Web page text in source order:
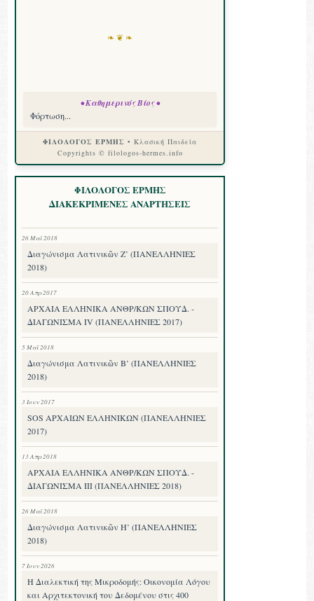
❧ ❦ ❧
• Καθημερινός Βίος •
Φόρτωση...
ΦΙΛΟΛΟΓΟΣ ΕΡΜΗΣ • Κλασική Παιδεία
Copyrights © filologos-hermes.info
ΦΙΛΟΛΟΓΟΣ ΕΡΜΗΣ
ΔΙΑΚΕΚΡΙΜΕΝΕΣ ΑΝΑΡΤΗΣΕΙΣ
26 Μαΐ 2018
Διαγώνισμα Λατινικῶν Ζ’ (ΠΑΝΕΛΛΗΝΙΕΣ
2018)
20 Απρ 2017
ΑΡΧΑΙΑ ΕΛΛΗΝΙΚΑ ΑΝΘΡ/ΚΩΝ ΣΠΟΥΔ. -
ΔΙΑΓΩΝΙΣΜΑ IV (ΠΑΝΕΛΛΗΝΙΕΣ 2017)
5 Μαΐ 2018
Διαγώνισμα Λατινικῶν Β’ (ΠΑΝΕΛΛΗΝΙΕΣ
2018)
3 Ιουν 2017
SOS ΑΡΧΑΙΩΝ ΕΛΛΗΝΙΚΩΝ (ΠΑΝΕΛΛΗΝΙΕΣ
2017)
13 Απρ 2018
ΑΡΧΑΙΑ ΕΛΛΗΝΙΚΑ ΑΝΘΡ/ΚΩΝ ΣΠΟΥΔ. -
ΔΙΑΓΩΝΙΣΜΑ III (ΠΑΝΕΛΛΗΝΙΕΣ 2018)
26 Μαΐ 2018
Διαγώνισμα Λατινικῶν Η’ (ΠΑΝΕΛΛΗΝΙΕΣ
2018)
7 Ιουν 2026
Η Διαλεκτική της Μικροδομής: Οικονομία Λόγου
και Αρχιτεκτονική του Δεδομένου στις 400